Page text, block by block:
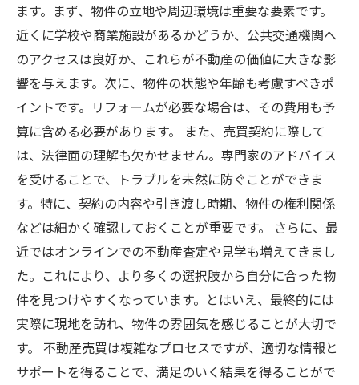
ます。まず、物件の立地や周辺環境は重要な要素です。
近くに学校や商業施設があるかどうか、公共交通機関へ
のアクセスは良好か、これらが不動産の価値に大きな影
響を与えます。次に、物件の状態や年齢も考慮すべきポ
イントです。リフォームが必要な場合は、その費用も予
算に含める必要があります。 また、売買契約に際して
は、法律面の理解も欠かせません。専門家のアドバイス
を受けることで、トラブルを未然に防ぐことができま
す。特に、契約の内容や引き渡し時期、物件の権利関係
などは細かく確認しておくことが重要です。 さらに、最
近ではオンラインでの不動産査定や見学も増えてきまし
た。これにより、より多くの選択肢から自分に合った物
件を見つけやすくなっています。とはいえ、最終的には
実際に現地を訪れ、物件の雰囲気を感じることが大切で
す。 不動産売買は複雑なプロセスですが、適切な情報と
サポートを得ることで、満足のいく結果を得ることがで